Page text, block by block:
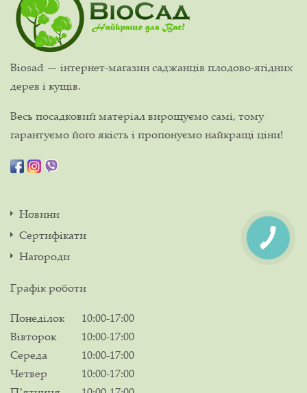
Biosad — інтернет-магазин саджанців плодово-ягідних
дерев і кущів.
Весь посадковий матеріал вирощуємо самі, тому
гарантуємо його якість і пропонуємо найкращі ціни!
Новини
Сертифікати
Нагороди
Графік роботи
Понеділок
10:00-17:00
Вівторок
10:00-17:00
Середа
10:00-17:00
Четвер
10:00-17:00